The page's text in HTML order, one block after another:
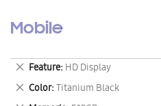
Mobile
Feature HD Display
Eliminar
este
artículo
Color Titanium Black
Eliminar
este